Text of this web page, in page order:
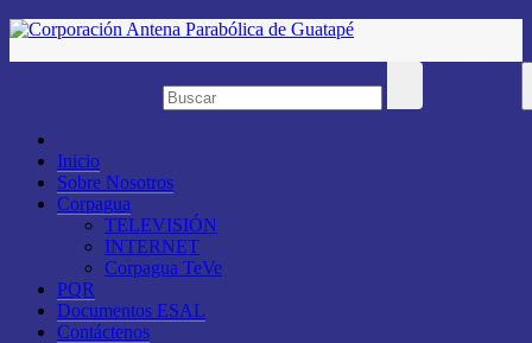
Saltar
Inicio
Sobre Nosotros
Corpagua
TELEVISIÓN
INTERNET
Corpagua TeVe
PQR
Documentos ESAL
Contáctenos